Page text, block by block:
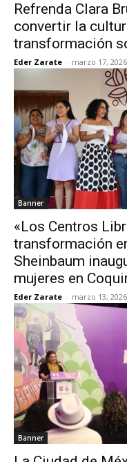
Refrenda Clara
convertir la
transformación
Eder Zarate - marzo 17, 2026
Banner
«Los Centros
transformación
Sheinbaum
mujeres en
Eder Zarate - marzo 13, 2026
Banner